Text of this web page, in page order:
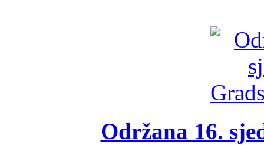
Održana 16.